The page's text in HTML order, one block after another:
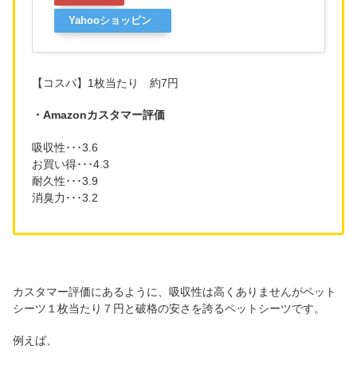
Yahooショッピン
【コスパ】1枚当たり 約7円
・Amazonカスタマー評価
吸収性･･･3.6
お買い得･･･4.3
耐久性･･･3.9
消臭力･･･3.2
カスタマー評価にあるように、吸収性は高くありませんがペット
シーツ１枚当たり７円と破格の安さを誇るペットシーツです。
例えば、